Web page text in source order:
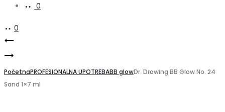
0
0
Product
navigation
BB
Glow
Dr.
Drawing
BB
PočetnaPROFESIONALNA UPOTREBABB glowDr. Drawing BB Glow No. 24
Sand 1×7 ml